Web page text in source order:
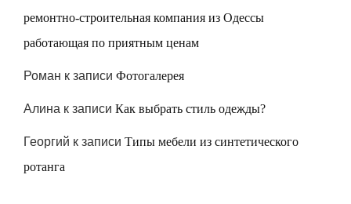
ремонтно-строительная компания из Одессы
работающая по приятным ценам
Роман к записи Фотогалерея
Алина к записи Как выбрать стиль одежды?
Георгий к записи Типы мебели из синтетического
ротанга